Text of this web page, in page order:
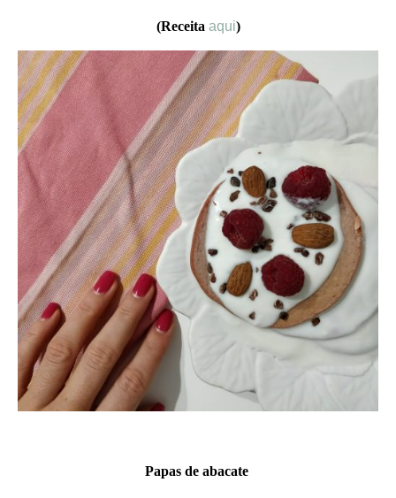
(Receita aqui)
Papas de abacate